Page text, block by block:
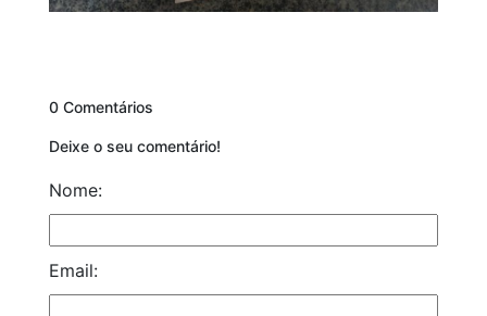
0 Comentários
Deixe o seu comentário!
Nome:
Email: